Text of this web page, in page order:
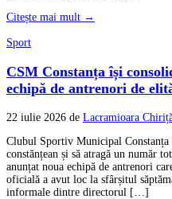
Citește mai mult →
Sport
CSM Constanța își
echipă de antrenori de
22 iulie 2026 de Lacramioara
Clubul Sportiv Municipal Constanța
constănțean și să atragă un număr
anunțat noua echipă de antrenori
oficială a avut loc la sfârșitul
informale dintre directorul […]